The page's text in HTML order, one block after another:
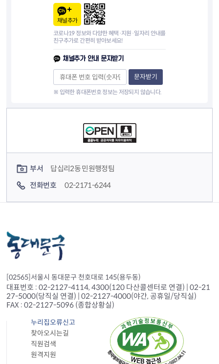
채널추가
코로나19 정보와 다양한 혜택·지원·일자리 안내를
친구추가로 간편히 받아보세요!
채널추가 안내 문자받기
문자받기
※ 입력한 휴대폰번호 정보는 저장되지 않습니다.
부서
답십리2동 민원행정팀
전화번호
02-2171-6244
[02565]서울시 동대문구 천호대로 145(용두동)
대표번호 : 02-2127-4114, 4300(120 다산콜센터로 연결) | 02-21
27-5000(당직실 연결) | 02-2127-4000(야간, 공휴일/당직실)
FAX : 02-2127-5096 (종합상황실)
누리집오류신고
찾아오시는길
직원검색
원격지원